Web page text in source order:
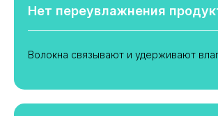
Нет переувлажнения
Волокна связывают и удерживают